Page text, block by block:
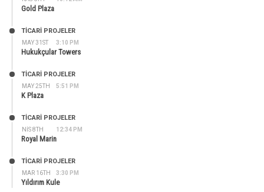
Gold Plaza
MAY 31ST 3:10 PM
TİCARİ PROJELER
Hukukçular Towers
MAY 25TH 5:51 PM
TİCARİ PROJELER
K Plaza
NIS 8TH 12:34 PM
TİCARİ PROJELER
Royal Marin
MAR 16TH 3:30 PM
TİCARİ PROJELER
Yıldırım Kule